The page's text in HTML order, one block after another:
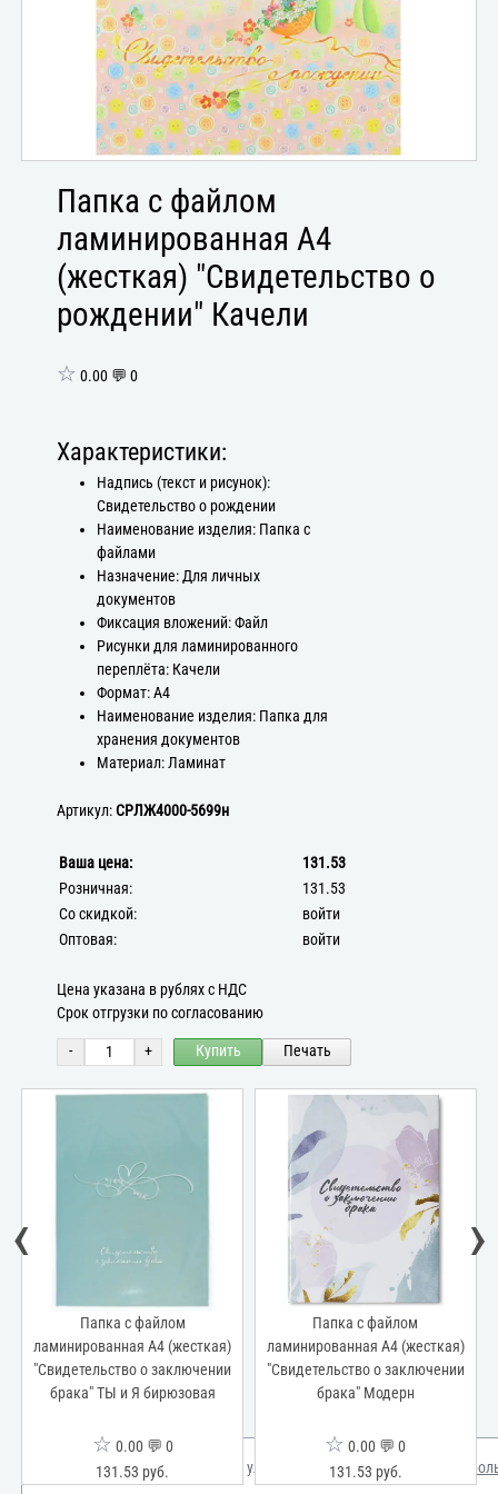
Папка с файлом
ламинированная А4
(жесткая) "Свидетельство о
рождении" Качели
☆ 0.00 💬 0
Характеристики:
Надпись (текст и рисунок):
Свидетельство о рождении
Наименование изделия: Папка с
файлами
Назначение: Для личных
документов
Фиксация вложений: Файл
Рисунки для ламинированного
переплёта: Качели
Формат: А4
Наименование изделия: Папка для
хранения документов
Материал: Ламинат
Артикул:СРЛЖ4000-5699н
Ваша цена:
131.53
Розничная:
131.53
Со скидкой:
войти
Оптовая:
войти
Цена указана в рублях с НДС
Срок отгрузки по согласованию
- + Купить Печать
Папка с файлом
ламинированная А4 (жесткая)
"Свидетельство о заключении
брака" ТЫ и Я бирюзовая
☆ 0.00 💬 0
131.53 руб.
Папка с файлом
ламинированная А4 (жесткая)
"Свидетельство о заключении
брака" Модерн
☆ 0.00 💬 0
131.53 руб.
‹ ›
Мы используем куки для улучшения вашего опыта. Узнать